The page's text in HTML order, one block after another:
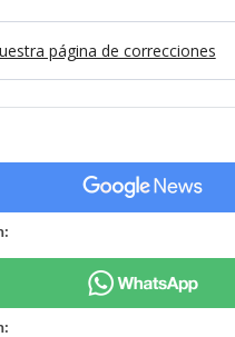
página de correcciones